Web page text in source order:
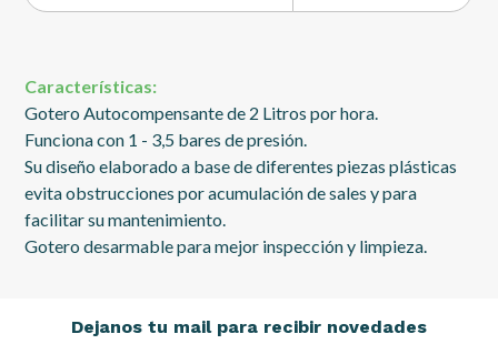
Características:
Gotero Autocompensante de 2 Litros por hora.
Funciona con 1 - 3,5 bares de presión.
Su diseño elaborado a base de diferentes piezas plásticas
evita obstrucciones por acumulación de sales y para
facilitar su mantenimiento.
Gotero desarmable para mejor inspección y limpieza.
Dejanos tu mail para recibir novedades